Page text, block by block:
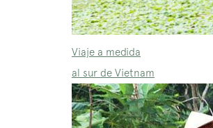
Viaje a medida
al sur de Vietnam